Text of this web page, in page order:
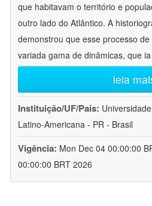
que habitavam o território e
outro lado do Atlântico. A
demonstrou que esse processo
variada gama de dinâmicas, que
leia
Instituição/UF/País:
Latino-Americana - PR - Brasil
Vigência: Mon Dec 04 00:00:00
00:00:00 BRT 2026